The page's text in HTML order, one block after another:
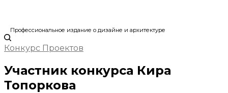
Профессиональное издание о дизайне и архитектуре
Конкурс Проектов
Участник конкурса Кира
Топоркова